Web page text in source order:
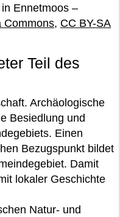
Ennetmoos –
Commons, CC BY-SA
Teil des
Archäologische
Besiedlung und
Einen
Bezugspunkt bildet
Damit
lokaler Geschichte
Natur- und